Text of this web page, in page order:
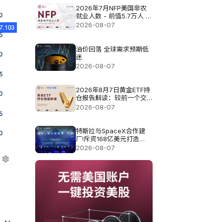
2026年7月NFP美国非农
就业人数 - 前值5.7万人 预
测值8.3万
2026-08-07
油价回落 全球需求预期低
迷
2026-08-07
2026年8月7日黄金ETF持
仓报告解读：较前一个交
易日增加0.571吨
2026-08-07
特斯拉与SpaceX合作建
厂!斥资168亿美元打造
Terafab基地
2026-08-07